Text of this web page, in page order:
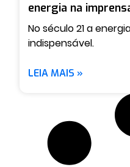
energia na
No século 21 a
indispensável.
LEIA MAIS »